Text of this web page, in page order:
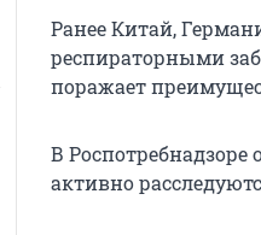
Ранее Китай,
респираторными
поражает
В Роспотребнадзоре
активно